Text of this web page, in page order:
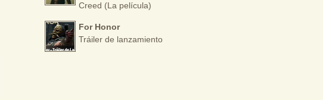
Creed (La película)
For Honor
Tráiler de lanzamiento